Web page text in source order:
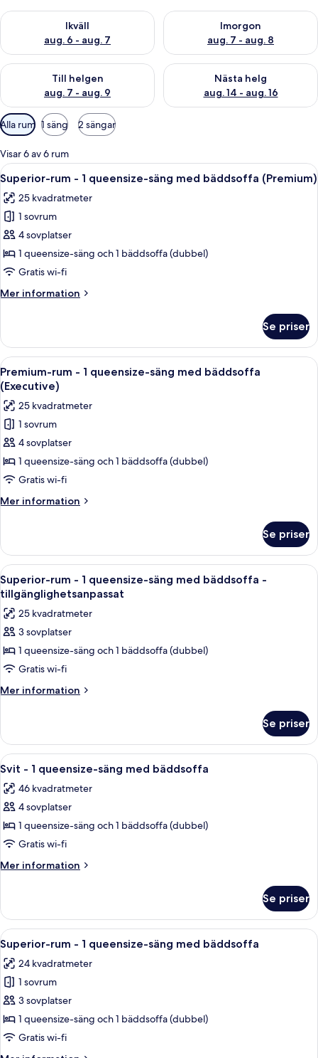
Ikväll
aug. 6 - aug. 7
Kontrollera tillgängligheten för ikväll aug. 6 - aug. 7
Imorgon
aug. 7 - aug. 8
Kontrollera tillgängligheten
Till helgen
aug. 7 - aug. 9
Kontrollera tillgängligheten för den här helgen aug. 7 - aug. 9
Nästa helg
aug. 14 - aug. 16
Kontrollera tillgängligheten
Tillgängliga
filter
för
rum
Alla rum 1 säng 2 sängar
Visar 6 av 6 rum
Öppna
alla
foton
för
Superior-
rum
-
queensize-
bäddsoffa
(Premium)
Ett hotellrum med en säng, ett
11
Superior-rum - 1 queensize-säng med bäddsoffa (Premium)
25 kvadratmeter
1 sovrum
4 sovplatser
1 queensize-säng och 1 bäddsoffa (dubbel)
Gratis wi-fi
Mer information
Mer
rum
1
queensize-
säng
med
bäddsoffa
(Premium)
Se priser
Öppna
alla
foton
för
Premium-
rum
-
1
queensize-
säng
bäddsoffa
(Executive)
Allergitestade sängkläder, minibar
15
Premium-rum - 1 queensize-säng med bäddsoffa
(Executive)
25 kvadratmeter
1 sovrum
4 sovplatser
1 queensize-säng och 1 bäddsoffa (dubbel)
Gratis wi-fi
Mer information
Mer
rum
1
queensize-
säng
med
bäddsoffa
(Executive)
Se priser
Öppna
alla
foton
för
Superior-
rum
-
1
med
bäddsoffa
-
tillgänglighetsanpassat
Ett hotellrum med en säng, ett
9
Superior-rum - 1 queensize-säng med bäddsoffa -
tillgänglighetsanpassat
25 kvadratmeter
3 sovplatser
1 queensize-säng och 1 bäddsoffa (dubbel)
Gratis wi-fi
Mer information
Mer
rum
1
queensize-
säng
med
-
tillgänglighetsanpassat
Se priser
Öppna
alla
foton
för
Svit
-
1
queensize-
med
bäddsoffa
Allergitestade sängkläder, minibar
13
Svit - 1 queensize-säng med bäddsoffa
46 kvadratmeter
4 sovplatser
1 queensize-säng och 1 bäddsoffa (dubbel)
Gratis wi-fi
Mer information
Mer
-
queensize-
säng
med
bäddsoffa
Se priser
Öppna
alla
foton
för
Superior-
rum
-
Superior-rum - 1 queensize-säng
15
Superior-rum - 1 queensize-säng med bäddsoffa
24 kvadratmeter
1 sovrum
3 sovplatser
1 queensize-säng och 1 bäddsoffa (dubbel)
Gratis wi-fi